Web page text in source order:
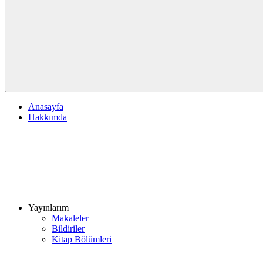
Anasayfa
Hakkımda
Yayınlarım
Makaleler
Bildiriler
Kitap Bölümleri